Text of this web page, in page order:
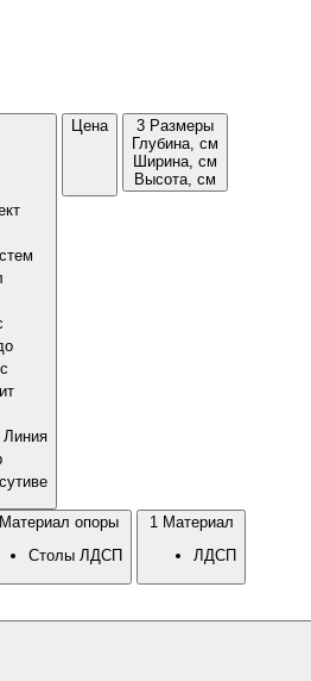
Линия
Цена 3 Размеры
Глубина, см
Ширина, см
Высота, см
Материал опоры
Столы ЛДСП
1 Материал
ЛДСП